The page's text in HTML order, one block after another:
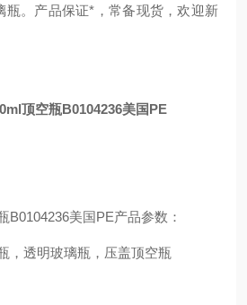
瓶。产品保证*，常备现货，欢迎新
顶空瓶B0104236美国PE
B0104236美国PE产品参数：
，透明玻璃瓶，压盖顶空瓶